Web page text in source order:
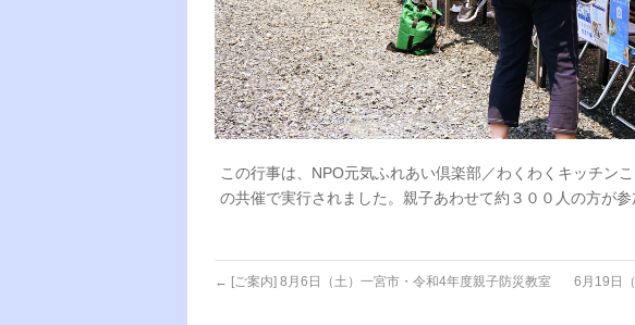
この行事は、NPO元気ふれあい倶楽部／わくわくキッチン
の共催で実行されました。親子あわせて約３００人の方が参
← [ご案内] 8月6日（土）一宮市・令和4年度親子防災教室
6月19日